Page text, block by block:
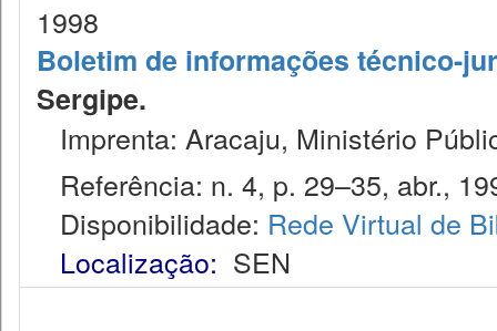
1998
Boletim de informações técnico-
Sergipe.
Imprenta: Aracaju, Ministério
Referência: n. 4, p. 29–35, abr.,
Disponibilidade: Rede Virtual de
Localização: SEN